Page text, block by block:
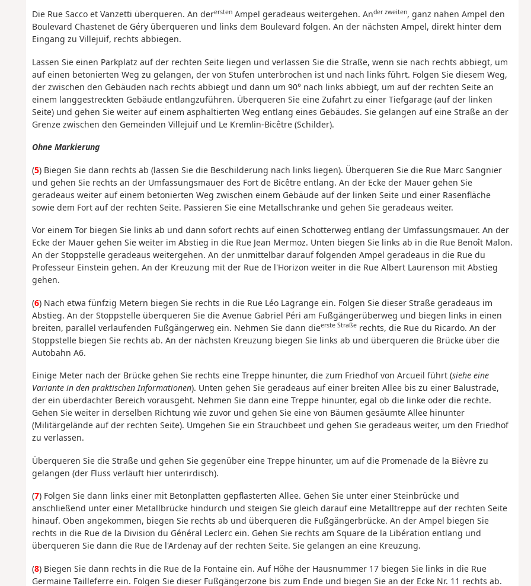
Die Rue Sacco et Vanzetti überqueren. An dererstenAmpel geradeaus weitergehen. Ander zweiten, ganz nahen Ampel den
Boulevard Chastenet de Géry überqueren und links dem Boulevard folgen. An der nächsten Ampel, direkt hinter dem
Eingang zu Villejuif, rechts abbiegen.
Lassen Sie einen Parkplatz auf der rechten Seite liegen und verlassen Sie die Straße, wenn sie nach rechts abbiegt, um
auf einen betonierten Weg zu gelangen, der von Stufen unterbrochen ist und nach links führt. Folgen Sie diesem Weg,
der zwischen den Gebäuden nach rechts abbiegt und dann um 90° nach links abbiegt, um auf der rechten Seite an
einem langgestreckten Gebäude entlangzuführen. Überqueren Sie eine Zufahrt zu einer Tiefgarage (auf der linken
Seite) und gehen Sie weiter auf einem asphaltierten Weg entlang eines Gebäudes. Sie gelangen auf eine Straße an der
Grenze zwischen den Gemeinden Villejuif und Le Kremlin-Bicêtre (Schilder).
Ohne Markierung
(5) Biegen Sie dann rechts ab (lassen Sie die Beschilderung nach links liegen). Überqueren Sie die Rue Marc Sangnier
und gehen Sie rechts an der Umfassungsmauer des Fort de Bicêtre entlang. An der Ecke der Mauer gehen Sie
geradeaus weiter auf einem betonierten Weg zwischen einem Gebäude auf der linken Seite und einer Rasenfläche
sowie dem Fort auf der rechten Seite. Passieren Sie eine Metallschranke und gehen Sie geradeaus weiter.
Vor einem Tor biegen Sie links ab und dann sofort rechts auf einen Schotterweg entlang der Umfassungsmauer. An der
Ecke der Mauer gehen Sie weiter im Abstieg in die Rue Jean Mermoz. Unten biegen Sie links ab in die Rue Benoît Malon.
An der Stoppstelle geradeaus weitergehen. An der unmittelbar darauf folgenden Ampel geradeaus in die Rue du
Professeur Einstein gehen. An der Kreuzung mit der Rue de l'Horizon weiter in die Rue Albert Laurenson mit Abstieg
gehen.
(6) Nach etwa fünfzig Metern biegen Sie rechts in die Rue Léo Lagrange ein. Folgen Sie dieser Straße geradeaus im
Abstieg. An der Stoppstelle überqueren Sie die Avenue Gabriel Péri am Fußgängerüberweg und biegen links in einen
breiten, parallel verlaufenden Fußgängerweg ein. Nehmen Sie dann dieerste Straßerechts, die Rue du Ricardo. An der
Stoppstelle biegen Sie rechts ab. An der nächsten Kreuzung biegen Sie links ab und überqueren die Brücke über die
Autobahn A6.
Einige Meter nach der Brücke gehen Sie rechts eine Treppe hinunter, die zum Friedhof von Arcueil führt (siehe eine
Variante in den praktischen Informationen). Unten gehen Sie geradeaus auf einer breiten Allee bis zu einer Balustrade,
der ein überdachter Bereich vorausgeht. Nehmen Sie dann eine Treppe hinunter, egal ob die linke oder die rechte.
Gehen Sie weiter in derselben Richtung wie zuvor und gehen Sie eine von Bäumen gesäumte Allee hinunter
(Militärgelände auf der rechten Seite). Umgehen Sie ein Strauchbeet und gehen Sie geradeaus weiter, um den Friedhof
zu verlassen.
Überqueren Sie die Straße und gehen Sie gegenüber eine Treppe hinunter, um auf die Promenade de la Bièvre zu
gelangen (der Fluss verläuft hier unterirdisch).
(7) Folgen Sie dann links einer mit Betonplatten gepflasterten Allee. Gehen Sie unter einer Steinbrücke und
anschließend unter einer Metallbrücke hindurch und steigen Sie gleich darauf eine Metalltreppe auf der rechten Seite
hinauf. Oben angekommen, biegen Sie rechts ab und überqueren die Fußgängerbrücke. An der Ampel biegen Sie
rechts in die Rue de la Division du Général Leclerc ein. Gehen Sie rechts am Square de la Libération entlang und
überqueren Sie dann die Rue de l'Ardenay auf der rechten Seite. Sie gelangen an eine Kreuzung.
(8) Biegen Sie dann rechts in die Rue de la Fontaine ein. Auf Höhe der Hausnummer 17 biegen Sie links in die Rue
Germaine Tailleferre ein. Folgen Sie dieser Fußgängerzone bis zum Ende und biegen Sie an der Ecke Nr. 11 rechts ab.